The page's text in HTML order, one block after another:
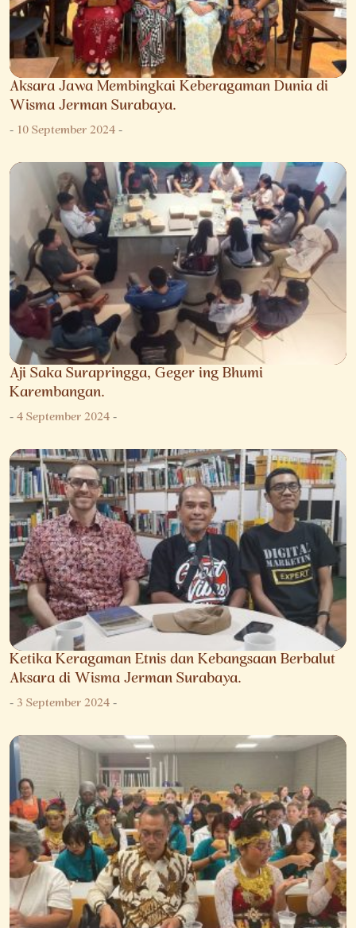
Aksara Jawa Membingkai Keberagaman Dunia di
Wisma Jerman Surabaya.
-10 September 2024-
Aji Saka Surapringga, Geger ing Bhumi
Karembangan.
-4 September 2024-
Ketika Keragaman Etnis dan Kebangsaan Berbalut
Aksara di Wisma Jerman Surabaya.
-3 September 2024-